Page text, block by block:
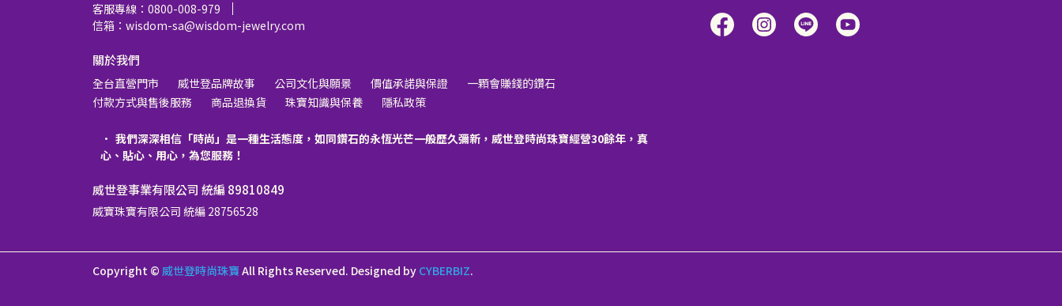
客服專線：0800-008-979
信箱：wisdom-sa@wisdom-jewelry.com
關於我們
全台直營門市 威世登品牌故事 公司文化與願景 價值承諾與保證
一顆會賺錢的鑽石
付款方式與售後服務
商品退換貨 珠寶知識與保養 隱私政策
我們深深相信「時尚」是一種生活態度，如同鑽石的永恆光芒一般歷久彌新，威世登時尚珠寶經營30餘年，真
心、貼心、用心，為您服務！
威世登事業有限公司 統編 89810849
威寶珠寶有限公司 統編 28756528
Copyright © 威世登時尚珠寶 All Rights Reserved. Designed by CYBERBIZ.